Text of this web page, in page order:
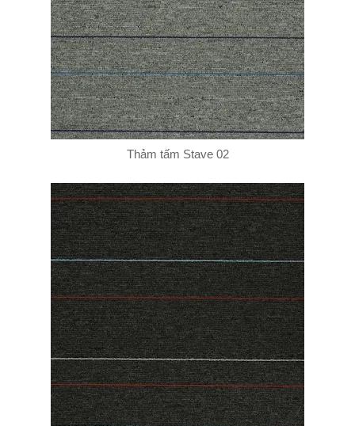
Thảm tấm Stave 02